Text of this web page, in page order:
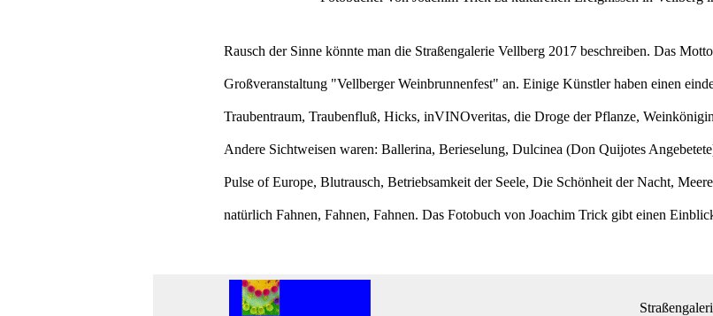
Rausch der Sinne könnte man die Straßengalerie Vellberg 2017 beschreiben. Das
Großveranstaltung "Vellberger Weinbrunnenfest" an. Einige Künstler haben einen
Traubentraum, Traubenfluß, Hicks, inVINOveritas, die Droge der Pflanze,
Andere Sichtweisen waren: Ballerina, Berieselung, Dulcinea (Don Quijotes
Pulse of Europe, Blutrausch, Betriebsamkeit der Seele, Die Schönheit der Nacht,
natürlich Fahnen, Fahnen, Fahnen. Das Fotobuch von Joachim Trick gibt einen